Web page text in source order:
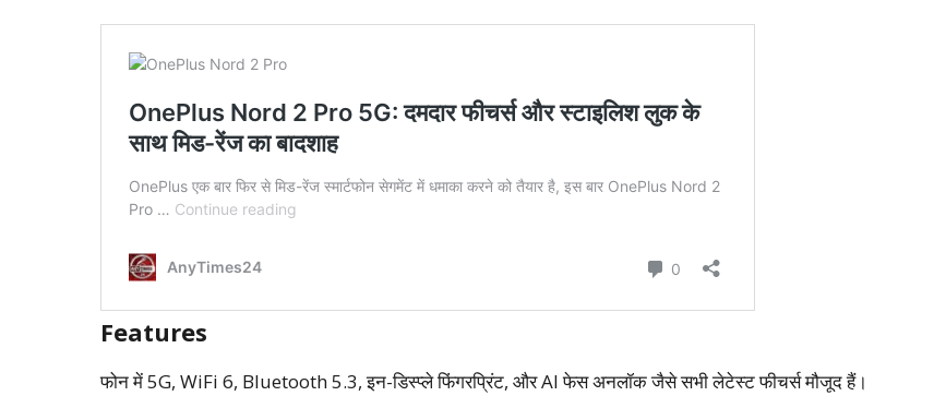
Features
फोन में 5G, WiFi 6, Bluetooth 5.3, इन-डिस्प्ले फिंगरप्रिंट, और AI फेस अनलॉक जैसे सभी लेटेस्ट फीचर्स मौजूद हैं।